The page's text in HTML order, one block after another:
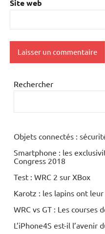
Site web
Rechercher
Objets connectés :
Smartphone : les
Congress 2018
Test : WRC 2 sur XBox
Karotz : les lapins ont
WRC vs GT : Les courses
L’iPhone4S est-il l’avenir